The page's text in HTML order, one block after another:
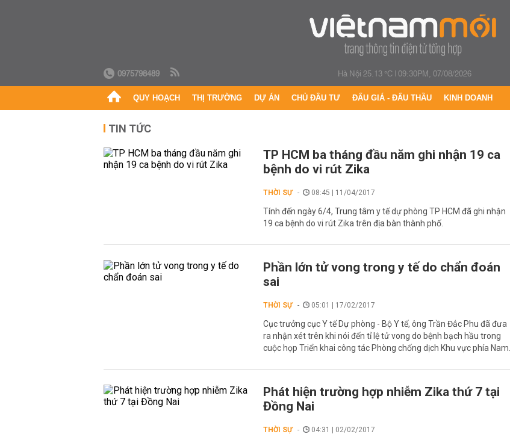
0975798489 Hà Nội 25.13 °C|09:30PM, 07/08/2026
QUY HOẠCH THỊ TRƯỜNG DỰ ÁN CHỦ ĐẦU TƯ ĐẤU GIÁ - ĐẤU THẦU KINH DOANH
TIN TỨC
TP HCM ba tháng đầu năm ghi nhận 19 ca
bệnh do vi rút Zika
THỜI SỰ 08:45 | 11/04/2017
Tính đến ngày 6/4, Trung tâm y tế dự phòng TP HCM đã ghi nhận
19 ca bệnh do vi rút Zika trên địa bàn thành phố.
Phần lớn tử vong trong y tế do chẩn đoán
sai
THỜI SỰ 05:01 | 17/02/2017
Cục trưởng cục Y tế Dự phòng - Bộ Y tế, ông Trần Đắc Phu đã đưa
ra nhận xét trên khi nói đến tỉ lệ tử vong do bệnh bạch hầu trong
cuộc họp Triển khai công tác Phòng chống dịch Khu vực phía Nam...
Phát hiện trường hợp nhiễm Zika thứ 7 tại
Đồng Nai
THỜI SỰ 04:31 | 02/02/2017